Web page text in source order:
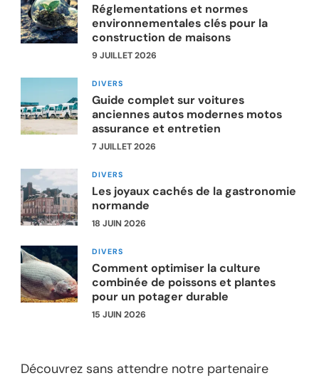
Réglementations et normes
environnementales clés pour la
construction de maisons
9 JUILLET 2026
DIVERS
Guide complet sur voitures
anciennes autos modernes motos
assurance et entretien
7 JUILLET 2026
DIVERS
Les joyaux cachés de la gastronomie
normande
18 JUIN 2026
DIVERS
Comment optimiser la culture
combinée de poissons et plantes
pour un potager durable
15 JUIN 2026
Découvrez sans attendre notre partenaire